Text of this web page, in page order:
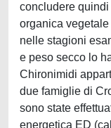
concludere
organica
nelle stagioni
e peso secco lo
Chironimidi
due famiglie di
sono state
energetica ED